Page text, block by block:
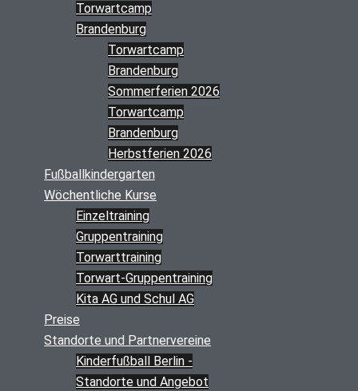
Torwartcamp
Brandenburg
Torwartcamp
Brandenburg
Sommerferien 2026
Torwartcamp
Brandenburg
Herbstferien 2026
Fußballkindergarten
Wöchentliche Kurse
Einzeltraining
Gruppentraining
Torwarttraining
Torwart-Gruppentraining
Kita AG und Schul AG
Preise
Standorte und Partnervereine
Kinderfußball Berlin -
Standorte und Angebot